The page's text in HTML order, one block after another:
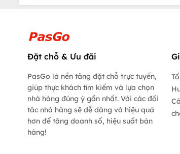
Đặt chỗ & Ưu đãi
PasGo là nền tảng đặt chỗ trực tuyến,
giúp thực khách tìm kiếm và lựa chọn
nhà hàng đúng ý gần nhất. Với các đối
tác nhà hàng sẽ dễ dàng và hiệu quả
hơn để tăng doanh số, hiệu suất bán
hàng!